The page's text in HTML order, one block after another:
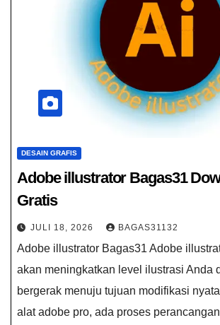
DESAIN GRAFIS
Adobe illustrator Bagas31
Gratis
JULI 18, 2026 BAGAS31132
Adobe illustrator Bagas31 Adobe
akan meningkatkan level ilustrasi Anda
bergerak menuju tujuan modifikasi
alat adobe pro, ada proses